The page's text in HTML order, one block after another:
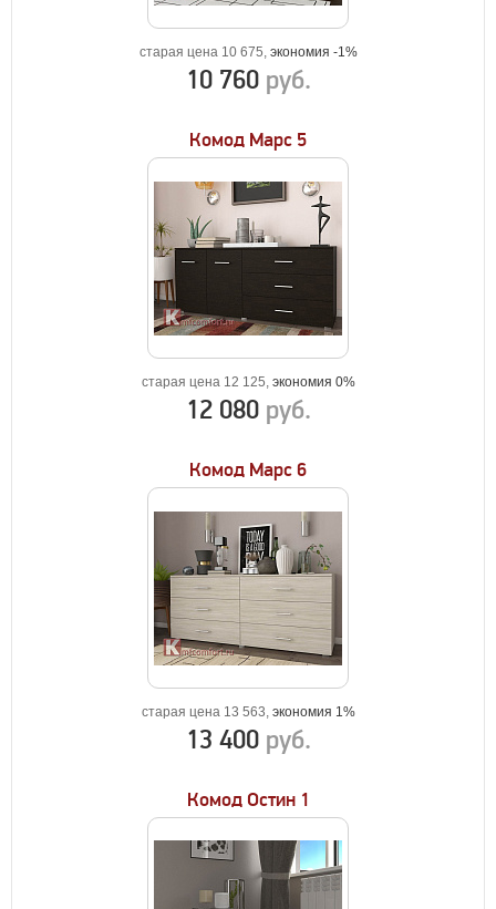
старая цена 10 675, экономия -1%
10 760 руб.
Комод Марс 5
старая цена 12 125, экономия 0%
12 080 руб.
Комод Марс 6
старая цена 13 563, экономия 1%
13 400 руб.
Комод Остин 1